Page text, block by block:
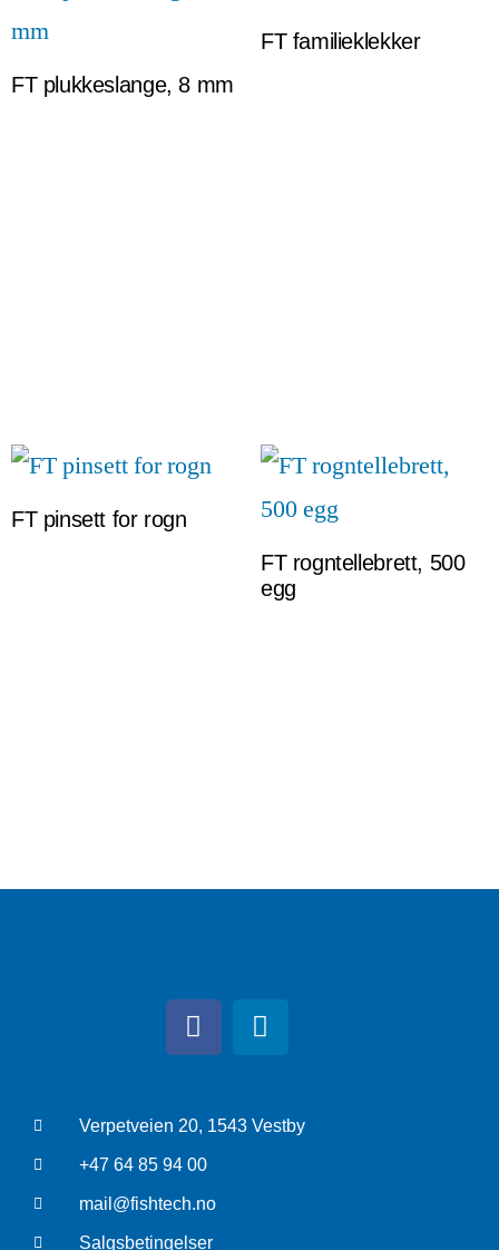
FT plukkeslange, 8 mm
FT familieklekker
FT pinsett for rogn
FT rogntellebrett, 500
egg
Verpetveien 20, 1543 Vestby
+47 64 85 94 00
mail@fishtech.no
Salgsbetingelser